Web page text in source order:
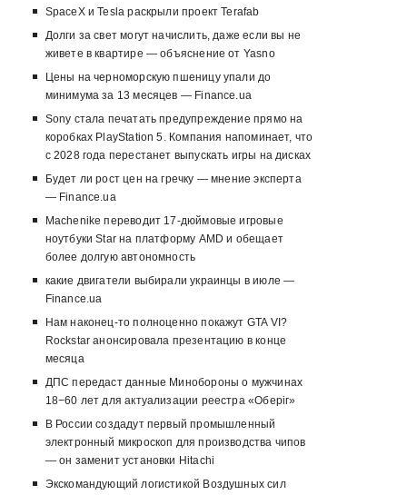
SpaceX и Tesla раскрыли проект Terafab
Долги за свет могут начислить, даже если вы не
живете в квартире — объяснение от Yasno
Цены на черноморскую пшеницу упали до
минимума за 13 месяцев — Finance.ua
Sony стала печатать предупреждение прямо на
коробках PlayStation 5. Компания напоминает, что
с 2028 года перестанет выпускать игры на дисках
Будет ли рост цен на гречку — мнение эксперта
— Finance.ua
Machenike переводит 17-дюймовые игровые
ноутбуки Star на платформу AMD и обещает
более долгую автономность
какие двигатели выбирали украинцы в июле —
Finance.ua
Нам наконец-то полноценно покажут GTA VI?
Rockstar анонсировала презентацию в конце
месяца
ДПС передаст данные Минобороны о мужчинах
18−60 лет для актуализации реестра «Оберіг»
В России создадут первый промышленный
электронный микроскоп для производства чипов
— он заменит установки Hitachi
Экскомандующий логистикой Воздушных сил